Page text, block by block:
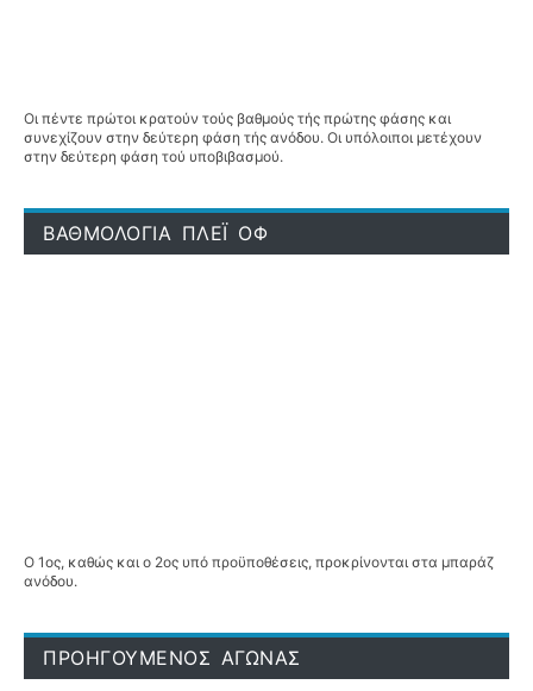
Οι πέντε πρώτοι κρατούν τούς βαθμούς τής πρώτης φάσης και
συνεχίζουν στην δεύτερη φάση τής ανόδου. Οι υπόλοιποι μετέχουν
στην δεύτερη φάση τού υποβιβασμού.
ΒΑΘΜΟΛΟΓΙΑ ΠΛΕΪ ΟΦ
Ο 1ος, καθώς και ο 2ος υπό προϋποθέσεις, προκρίνονται στα μπαράζ
ανόδου.
ΠΡΟΗΓΟΥΜΕΝΟΣ ΑΓΩΝΑΣ